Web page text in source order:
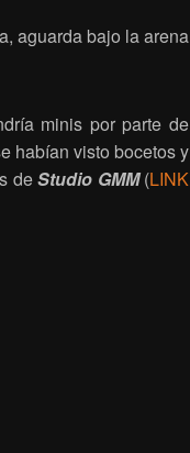
aguarda bajo la arena
minis por parte de
habían visto bocetos y
deStudio GMM (LINK